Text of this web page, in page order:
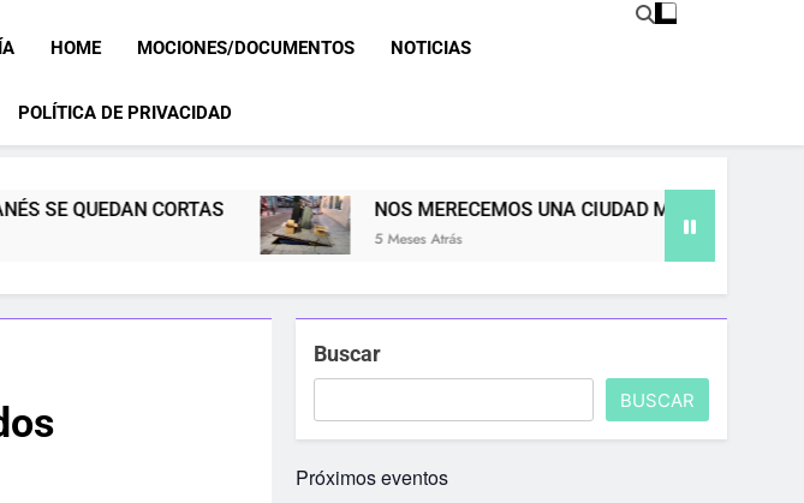
HOME MOCIONES/DOCUMENTOS NOTICIAS
POLÍTICA DE PRIVACIDAD
CORTAS NOS MERECEMOS UNA CIUDAD MÁS LIMPIA
5 Meses Atrás
Buscar
BUSCAR
Próximos eventos